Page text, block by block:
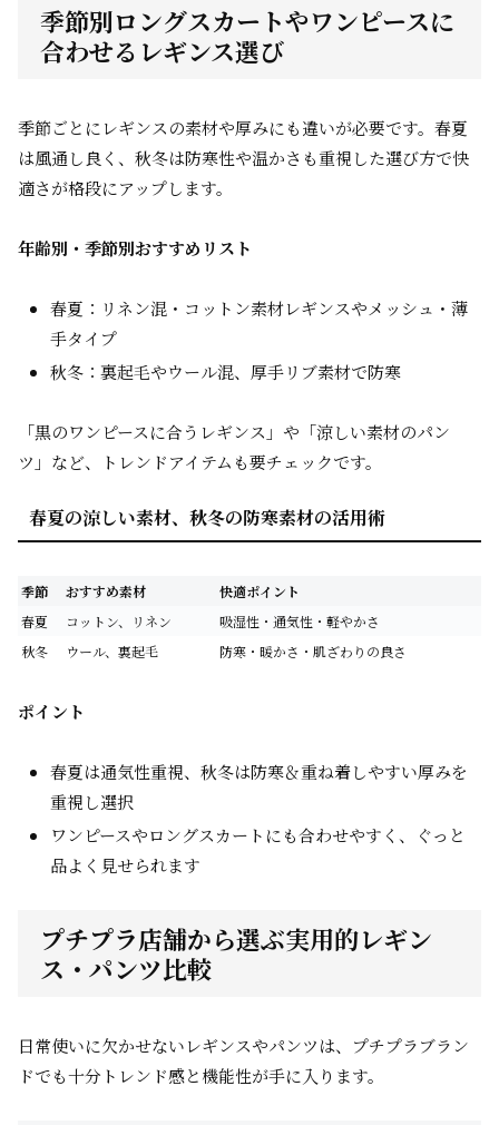
季節別ロングスカートやワンピースに
合わせるレギンス選び
季節ごとにレギンスの素材や厚みにも違いが必要です。春夏
は風通し良く、秋冬は防寒性や温かさも重視した選び方で快
適さが格段にアップします。
年齢別・季節別おすすめリスト
春夏：リネン混・コットン素材レギンスやメッシュ・薄
手タイプ
秋冬：裏起毛やウール混、厚手リブ素材で防寒
「黒のワンピースに合うレギンス」や「涼しい素材のパン
ツ」など、トレンドアイテムも要チェックです。
春夏の涼しい素材、秋冬の防寒素材の活用術
季節 おすすめ素材
快適ポイント
春夏
コットン、リネン
吸湿性・通気性・軽やかさ
秋冬
ウール、裏起毛 防寒・暖かさ・肌ざわりの良さ
ポイント
春夏は通気性重視、秋冬は防寒＆重ね着しやすい厚みを
重視し選択
ワンピースやロングスカートにも合わせやすく、ぐっと
品よく見せられます
プチプラ店舗から選ぶ実用的レギン
ス・パンツ比較
日常使いに欠かせないレギンスやパンツは、プチプラブラン
ドでも十分トレンド感と機能性が手に入ります。